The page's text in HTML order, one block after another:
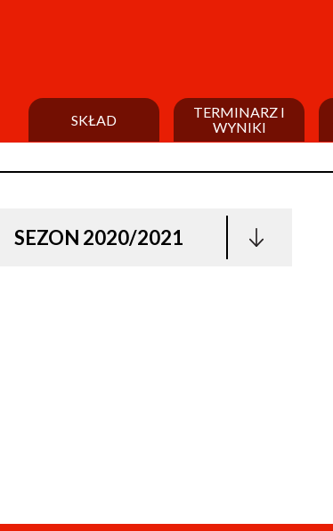
SKŁAD
TERMINARZ I
WYNIKI
SEZON 2020/2021